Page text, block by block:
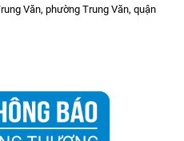
Văn, phường Trung Văn, quận